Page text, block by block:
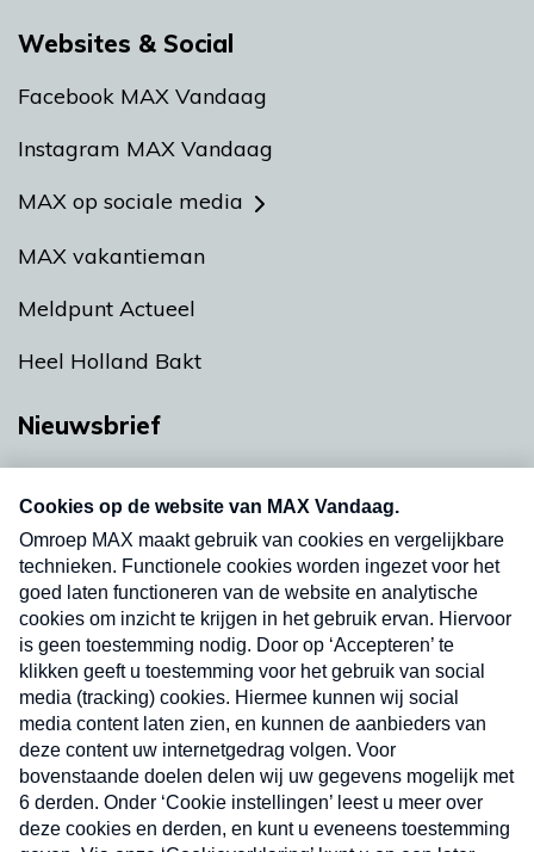
Websites & Social
Facebook MAX Vandaag
Instagram MAX Vandaag
MAX op sociale media
MAX vakantieman
Meldpunt Actueel
Heel Holland Bakt
Nieuwsbrief
nieuwsbrief. Elke vrijdag- en dinsdagochtend in
uw mailbox.
Verzend
Nieuwsbrief